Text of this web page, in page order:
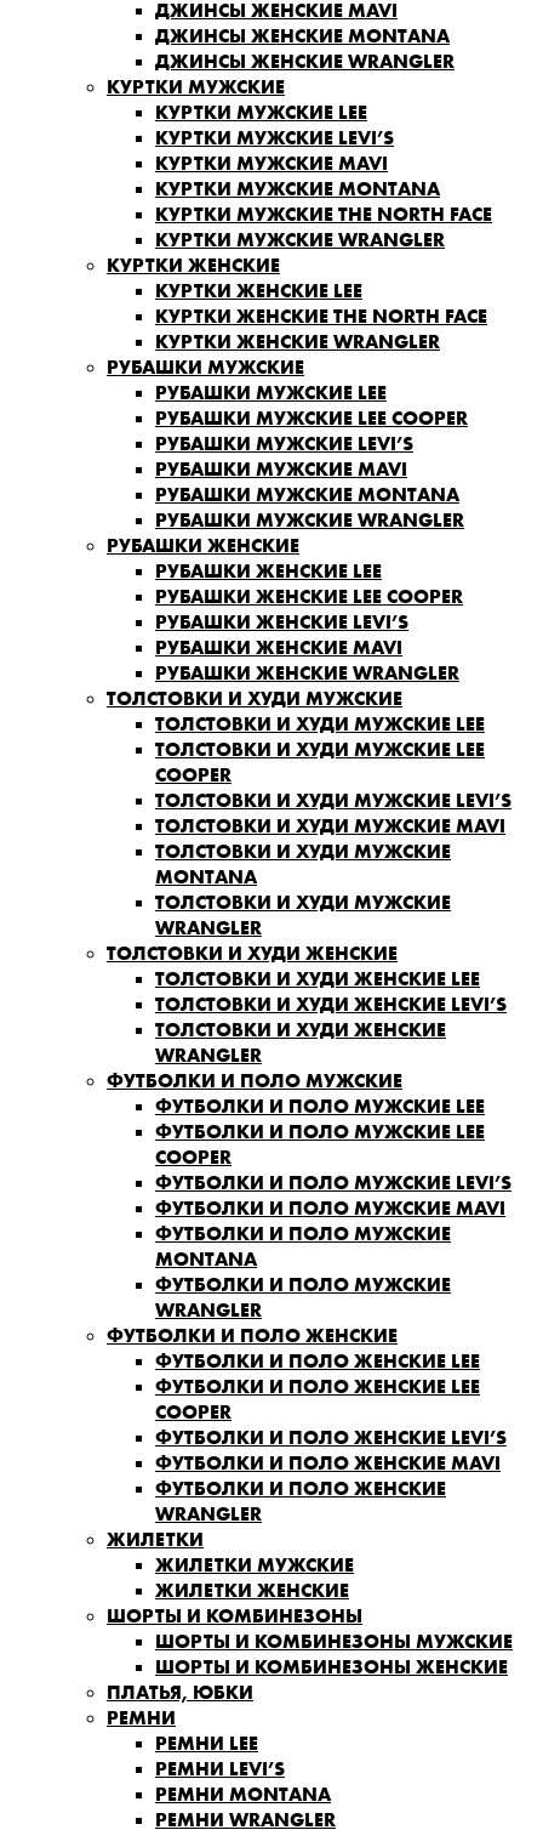
ДЖИНСЫ ЖЕНСКИЕ MAVI
ДЖИНСЫ ЖЕНСКИЕ MONTANA
ДЖИНСЫ ЖЕНСКИЕ WRANGLER
КУРТКИ МУЖСКИЕ
КУРТКИ МУЖСКИЕ LEE
КУРТКИ МУЖСКИЕ LEVI’S
КУРТКИ МУЖСКИЕ MAVI
КУРТКИ МУЖСКИЕ MONTANA
КУРТКИ МУЖСКИЕ THE NORTH FACE
КУРТКИ МУЖСКИЕ WRANGLER
КУРТКИ ЖЕНСКИЕ
КУРТКИ ЖЕНСКИЕ LEE
КУРТКИ ЖЕНСКИЕ THE NORTH FACE
КУРТКИ ЖЕНСКИЕ WRANGLER
РУБАШКИ МУЖСКИЕ
РУБАШКИ МУЖСКИЕ LEE
РУБАШКИ МУЖСКИЕ LEE COOPER
РУБАШКИ МУЖСКИЕ LEVI’S
РУБАШКИ МУЖСКИЕ MAVI
РУБАШКИ МУЖСКИЕ MONTANA
РУБАШКИ МУЖСКИЕ WRANGLER
РУБАШКИ ЖЕНСКИЕ
РУБАШКИ ЖЕНСКИЕ LEE
РУБАШКИ ЖЕНСКИЕ LEE COOPER
РУБАШКИ ЖЕНСКИЕ LEVI’S
РУБАШКИ ЖЕНСКИЕ MAVI
РУБАШКИ ЖЕНСКИЕ WRANGLER
ТОЛСТОВКИ И ХУДИ МУЖСКИЕ
ТОЛСТОВКИ И ХУДИ МУЖСКИЕ LEE
ТОЛСТОВКИ И ХУДИ МУЖСКИЕ LEE
COOPER
ТОЛСТОВКИ И ХУДИ МУЖСКИЕ LEVI’S
ТОЛСТОВКИ И ХУДИ МУЖСКИЕ MAVI
ТОЛСТОВКИ И ХУДИ МУЖСКИЕ
MONTANA
ТОЛСТОВКИ И ХУДИ МУЖСКИЕ
WRANGLER
ТОЛСТОВКИ И ХУДИ ЖЕНСКИЕ
ТОЛСТОВКИ И ХУДИ ЖЕНСКИЕ LEE
ТОЛСТОВКИ И ХУДИ ЖЕНСКИЕ LEVI’S
ТОЛСТОВКИ И ХУДИ ЖЕНСКИЕ
WRANGLER
ФУТБОЛКИ И ПОЛО МУЖСКИЕ
ФУТБОЛКИ И ПОЛО МУЖСКИЕ LEE
ФУТБОЛКИ И ПОЛО МУЖСКИЕ LEE
COOPER
ФУТБОЛКИ И ПОЛО МУЖСКИЕ LEVI’S
ФУТБОЛКИ И ПОЛО МУЖСКИЕ MAVI
ФУТБОЛКИ И ПОЛО МУЖСКИЕ
MONTANA
ФУТБОЛКИ И ПОЛО МУЖСКИЕ
WRANGLER
ФУТБОЛКИ И ПОЛО ЖЕНСКИЕ
ФУТБОЛКИ И ПОЛО ЖЕНСКИЕ LEE
ФУТБОЛКИ И ПОЛО ЖЕНСКИЕ LEE
COOPER
ФУТБОЛКИ И ПОЛО ЖЕНСКИЕ LEVI’S
ФУТБОЛКИ И ПОЛО ЖЕНСКИЕ MAVI
ФУТБОЛКИ И ПОЛО ЖЕНСКИЕ
WRANGLER
ЖИЛЕТКИ
ЖИЛЕТКИ МУЖСКИЕ
ЖИЛЕТКИ ЖЕНСКИЕ
ШОРТЫ И КОМБИНЕЗОНЫ
ШОРТЫ И КОМБИНЕЗОНЫ МУЖСКИЕ
ШОРТЫ И КОМБИНЕЗОНЫ ЖЕНСКИЕ
ПЛАТЬЯ, ЮБКИ
РЕМНИ
РЕМНИ LEE
РЕМНИ LEVI’S
РЕМНИ MONTANA
РЕМНИ WRANGLER